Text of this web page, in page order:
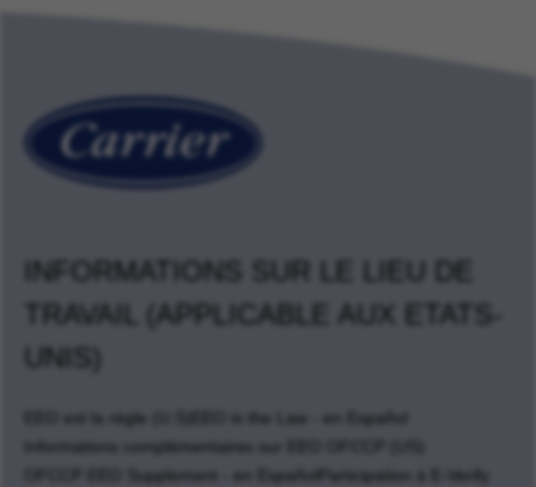
INFORMATIONS SUR LE LIEU DE
TRAVAIL (APPLICABLE AUX ETATS-
UNIS)
EEO est la règle (U.S)
EEO is the Law - en Español
Informations complémentaires sur EEO OFCCP (US)
OFCCP EEO Supplement - en Español
Participation à E-Verify